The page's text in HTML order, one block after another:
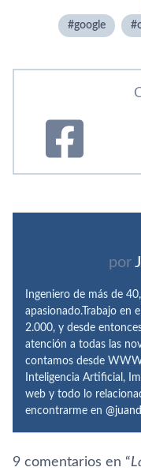
google
por
Ingeniero de más de
apasionado.Trabajo en
2.000, y desde
atención a todas las
contamos desde
Inteligencia Artificial,
web y todo lo
encontrarme en
9 comentarios en “